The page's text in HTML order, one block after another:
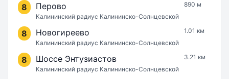
8 Перово
Калининский радиус Калининско-Солнцевской
890 м
8 Новогиреево
Калининский радиус Калининско-Солнцевской
1.01 км
8 Шоссе Энтузиастов
Калининский радиус Калининско-Солнцевской
3.21 км